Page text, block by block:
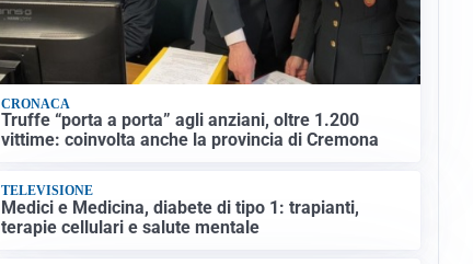
CRONACA
Truffe “porta a porta” agli anziani, oltre 1.200
vittime: coinvolta anche la provincia di Cremona
TELEVISIONE
Medici e Medicina, diabete di tipo 1: trapianti,
terapie cellulari e salute mentale